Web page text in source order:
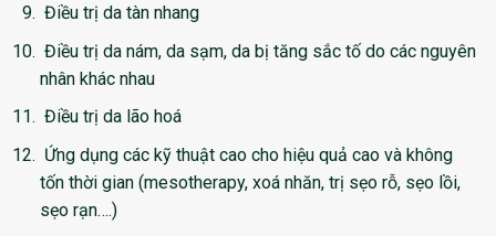
Điều trị da tàn nhang
Điều trị da nám, da sạm, da bị tăng sắc tố do các nguyên
nhân khác nhau
Điều trị da lão hoá
Ứng dụng các kỹ thuật cao cho hiệu quả cao và không
tốn thời gian (mesotherapy, xoá nhăn, trị sẹo rỗ, sẹo lồi,
sẹo rạn….)